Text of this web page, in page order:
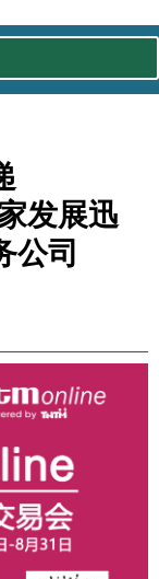
发展迅
公司